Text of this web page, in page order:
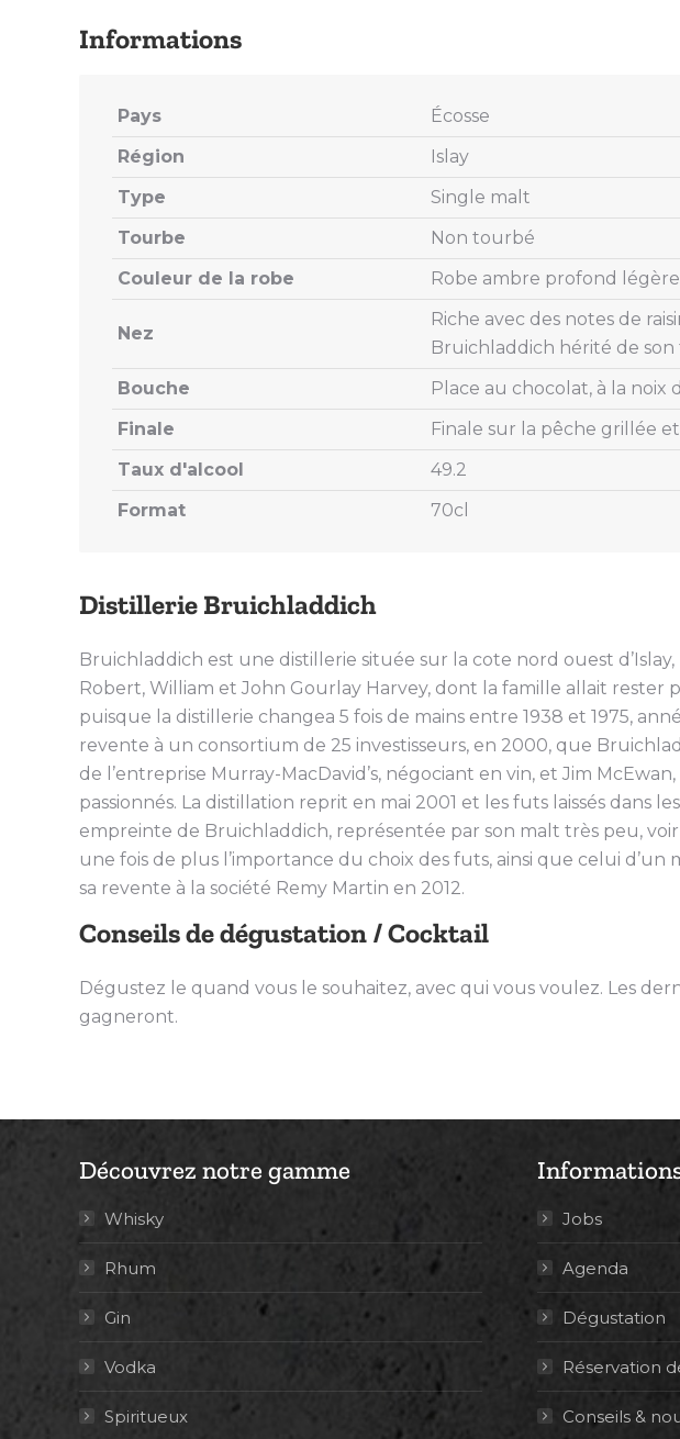
Distillerie Bruichladdich
Bruichladdich est une distillerie située sur la cote nord ouest
Robert, William et John Gourlay Harvey, dont la famille allait rester
puisque la distillerie changea 5 fois de mains entre 1938 et 1975,
revente à un consortium de 25 investisseurs, en 2000, que
de l’entreprise Murray-MacDavid’s, négociant en vin, et Jim
passionnés. La distillation reprit en mai 2001 et les futs laissés dans
empreinte de Bruichladdich, représentée par son malt très peu,
une fois de plus l’importance du choix des futs, ainsi que celui
sa revente à la société Remy Martin en 2012.
Conseils de dégustation / Cocktail
Dégustez le quand vous le souhaitez, avec qui vous voulez. Les
gagneront.
Pays
Écosse
Région
Islay
Type
Single malt
Tourbe
Non tourbé
Couleur de la robe
Robe ambre profond
Nez
Riche avec des notes de
Bruichladdich hérité de son
Bouche
Place au chocolat, à la noix
Finale
Finale sur la pêche grillée et
Taux d'alcool
49.2
Format
70cl
Découvrez notre gamme
Whisky
Rhum
Gin
Vodka
Spiritueux
Jobs
Agenda
Dégustation
Réservation
Conseils &